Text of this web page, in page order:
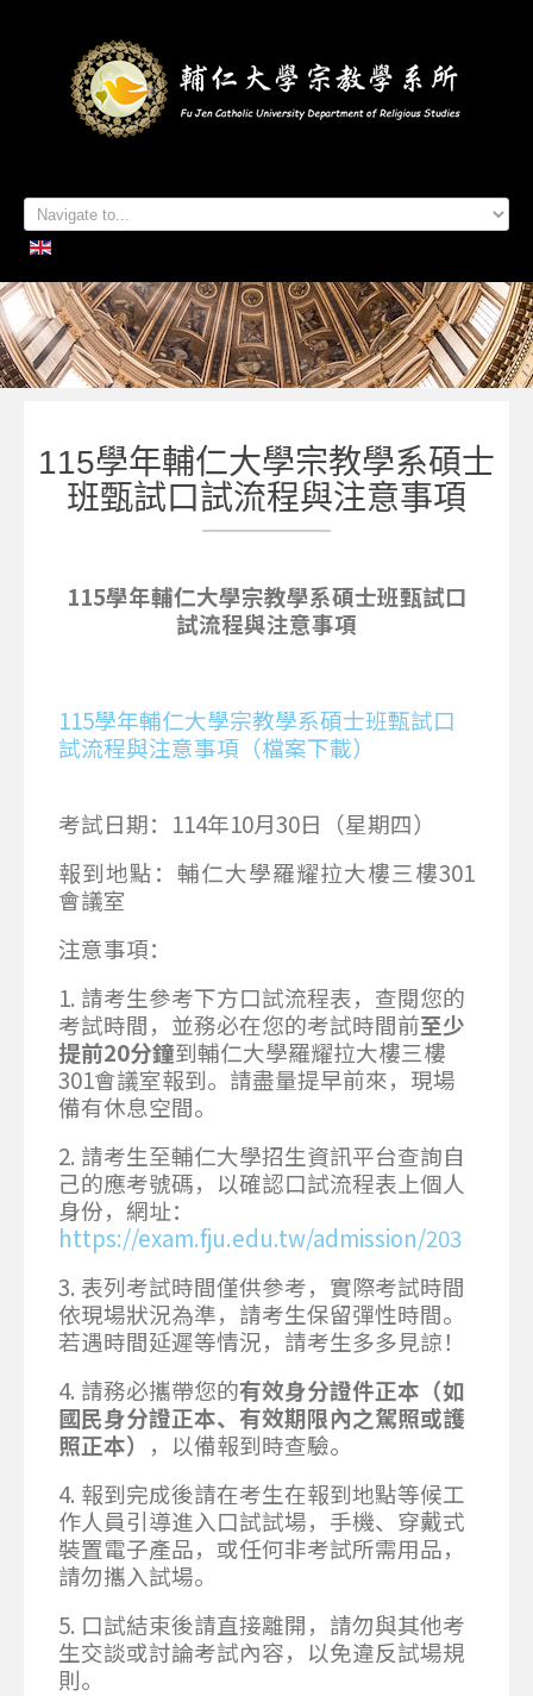
首頁
系所簡介
本系成員
學生專區
招生資訊
各項活動
研究及出版
系所友專區
聯絡我們
115學年輔仁大學宗教學系碩士
班甄試口試流程與注意事項
115學年輔仁大學宗教學系碩士班甄試口
試流程與注意事項
115學年輔仁大學宗教學系碩士班甄試口
試流程與注意事項（檔案下載）
考試日期：114年10月30日（星期四）
報到地點：輔仁大學羅耀拉大樓三樓301
會議室
注意事項：
1. 請考生參考下方口試流程表，查閱您的
考試時間，並務必在您的考試時間前至少
提前20分鐘到輔仁大學羅耀拉大樓三樓
301會議室報到。請盡量提早前來，現場
備有休息空間。
2. 請考生至輔仁大學招生資訊平台查詢自
己的應考號碼，以確認口試流程表上個人
身份，網址：
https://exam.fju.edu.tw/admission/203
3. 表列考試時間僅供參考，實際考試時間
依現場狀況為準，請考生保留彈性時間。
若遇時間延遲等情況，請考生多多見諒！
4. 請務必攜帶您的有效身分證件正本（如
國民身分證正本、有效期限內之駕照或護
照正本） ，以備報到時查驗。
4. 報到完成後請在考生在報到地點等候工
作人員引導進入口試試場，手機、穿戴式
裝置電子產品，或任何非考試所需用品，
請勿攜入試場。
5. 口試結束後請直接離開，請勿與其他考
生交談或討論考試內容，以免違反試場規
則。